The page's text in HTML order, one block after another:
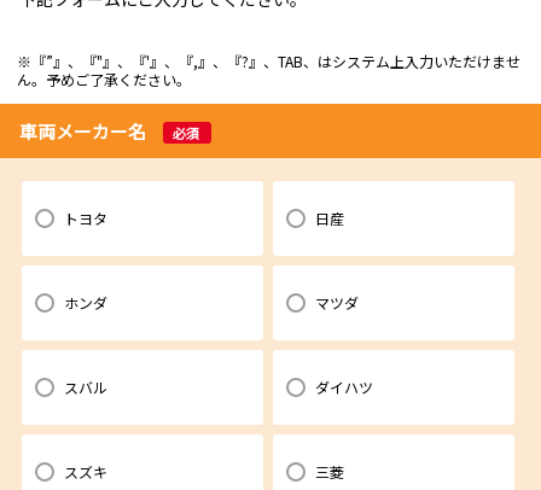
※『”』、『"』、『'』、『,』、『?』、TAB、はシステム上入力いただけませ
ん。予めご了承ください。
車両メーカー名 必須
トヨタ 日産
ホンダ マツダ
スバル ダイハツ
スズキ 三菱